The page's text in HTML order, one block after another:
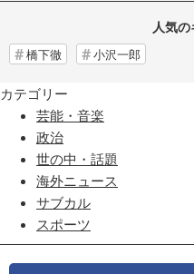
人気
橋下徹 小沢一郎
カテゴリー
芸能・音楽
政治
世の中・話題
海外ニュース
サブカル
スポーツ